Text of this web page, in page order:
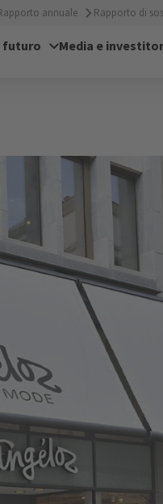
annuale Rapporto di
futuro Media e